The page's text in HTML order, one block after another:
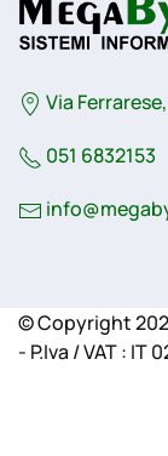
Via
051 6832153
© Copyright
- P.Iva / VAT : IT